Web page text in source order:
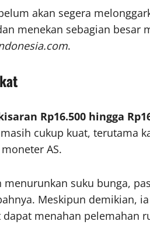
akan segera
menekan sebagian besar
.
Rp16.500 hingga
cukup kuat, terutama
AS.
menurunkan suku bunga,
Meskipun demikian,
menahan pelemahan